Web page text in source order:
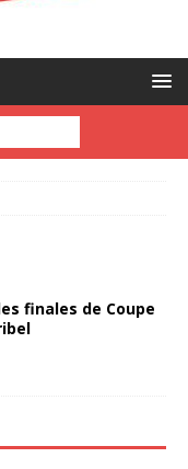
finales de Coupe